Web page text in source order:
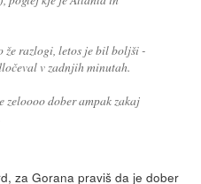
že razlogi, letos je bil boljši -
v zadnjih minutah.
zeloooo dober ampak zakaj
za Gorana praviš da je dober